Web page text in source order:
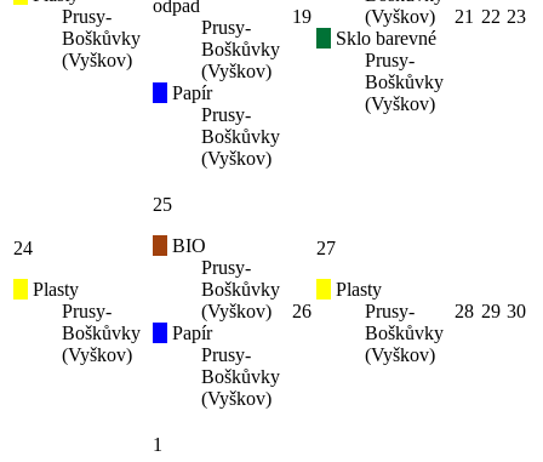
Prusy-
Boškůvky
(Vyškov)
odpad
Prusy-
Boškůvky
(Vyškov)
Papír
Prusy-
Boškůvky
(Vyškov)
19
(Vyškov)
Sklo barevné
Prusy-
Boškůvky
(Vyškov)
21 22 23
24
Plasty
Prusy-
Boškůvky
(Vyškov)
25
BIO
Prusy-
Boškůvky
(Vyškov)
Papír
Prusy-
Boškůvky
(Vyškov)
26
27
Plasty
Prusy-
Boškůvky
(Vyškov)
28 29 30
1